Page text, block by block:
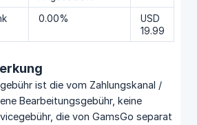
0.00%
USD
19.99
ist die vom Zahlungskanal /
Bearbeitungsgebühr, keine
die von GamsGo separat